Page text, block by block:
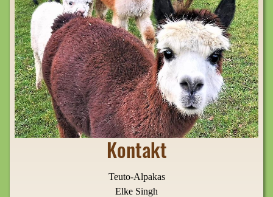
Kontakt
Teuto-Alpakas
Elke Singh